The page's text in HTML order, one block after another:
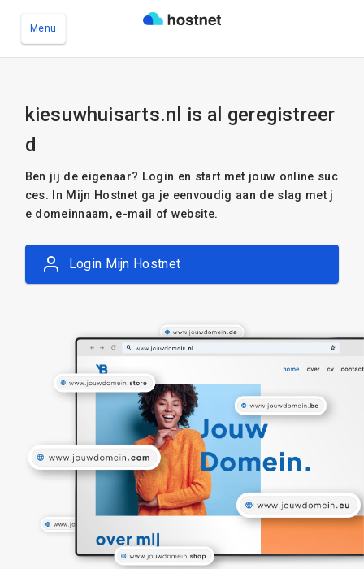
Menu
kiesuwhuisarts.nl is al geregistreer
d
Ben jij de eigenaar? Login en start met jouw online suc
ces. In Mijn Hostnet ga je eenvoudig aan de slag met j
e domeinnaam, e-mail of website.
Login Mijn Hostnet